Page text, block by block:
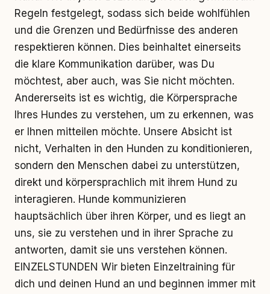
Regeln festgelegt, sodass sich beide wohlfühlen
und die Grenzen und Bedürfnisse des anderen
respektieren können. Dies beinhaltet einerseits
die klare Kommunikation darüber, was Du
möchtest, aber auch, was Sie nicht möchten.
Andererseits ist es wichtig, die Körpersprache
Ihres Hundes zu verstehen, um zu erkennen, was
er Ihnen mitteilen möchte. Unsere Absicht ist
nicht, Verhalten in den Hunden zu konditionieren,
sondern den Menschen dabei zu unterstützen,
direkt und körpersprachlich mit ihrem Hund zu
interagieren. Hunde kommunizieren
hauptsächlich über ihren Körper, und es liegt an
uns, sie zu verstehen und in ihrer Sprache zu
antworten, damit sie uns verstehen können.
EINZELSTUNDEN Wir bieten Einzeltraining für
dich und deinen Hund an und beginnen immer mit